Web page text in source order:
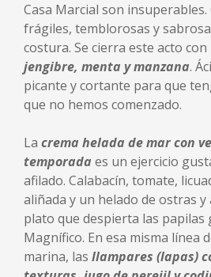
Casa Marcial son insuperables.
frágiles, temblorosas y
costura. Se cierra este acto con
jengibre, menta y manzana.
picante y cortante para que
que no hemos comenzado.
La crema helada de mar con
temporada es un ejercicio
afilado. Calabacín, tomate,
aliñada y un helado de ostras
plato que despierta las papilas
Magnífico. En esa misma línea
marina, las llampares (lapas)